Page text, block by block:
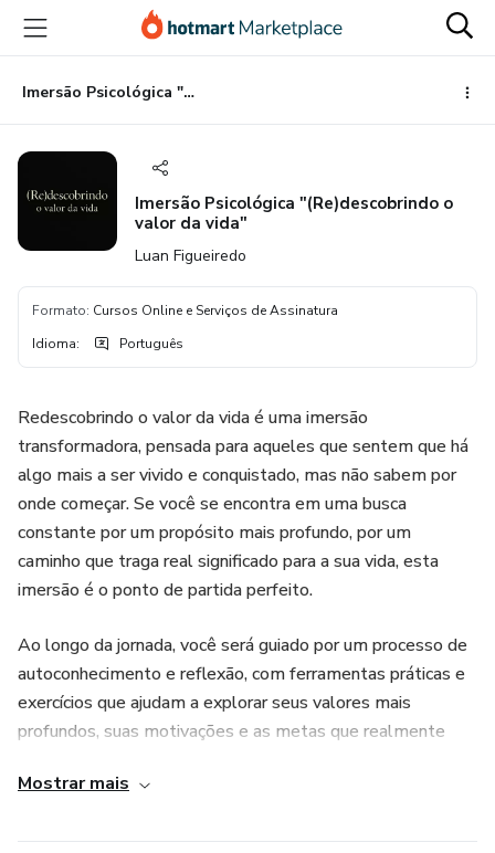
para
conteúdo
principal
para
pagamento
para
rodapé
Imersão Psicológica "(Re)descobrindo o valor da vida"
Imersão Psicológica "(Re)descobrindo o
valor da vida"
Luan Figueiredo
Formato: Cursos Online e Serviços de Assinatura
Idioma: Português
Redescobrindo o valor da vida é uma imersão
transformadora, pensada para aqueles que sentem que há
algo mais a ser vivido e conquistado, mas não sabem por
onde começar. Se você se encontra em uma busca
constante por um propósito mais profundo, por um
caminho que traga real significado para a sua vida, esta
imersão é o ponto de partida perfeito.
Ao longo da jornada, você será guiado por um processo de
autoconhecimento e reflexão, com ferramentas práticas e
exercícios que ajudam a explorar seus valores mais
profundos, suas motivações e as metas que realmente
apenas encontre um novo sentido, mas também crie um
Mostrar mais